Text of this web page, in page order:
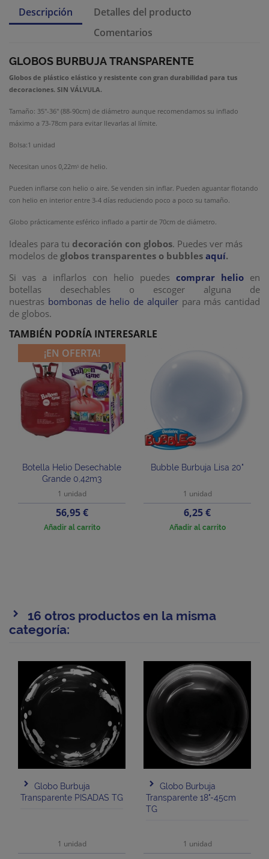
Descripción
Detalles del producto
Comentarios
GLOBOS BURBUJATRANSPARENTE
Globos de plástico elástico y resistente con gran durabilidad para tus
decoraciones. SIN VÁLVULA.
Tamaño: 35"-36" (88-90cm) de diámetro aunque recomendamos su inflado
máximo a 73-78cm para evitar llevarlas al límite.
Bolsa:1 unidad
Necesitan unos 0,22mᶾ de helio.
Pueden inflarse con helio o aire. Se venden sin inflar. Pueden aguantar flotando
con helio en interior entre 3-4 días reduciendo poco a poco su tamaño.
Globo prácticamente esférico inflado a partir de 70cm de diámetro.
Ideales para tu decoración con globos. Puedes ver más
modelos de globos transparentes o bubbles aquí.
Si vas a inflarlos con helio puedes comprar helio en
botellas desechables o escoger alguna de
nuestras bombonas de helio de alquilerpara más cantidad
de globos.
TAMBIÉN PODRÍA INTERESARLE
Botella Helio Desechable
Grande 0,42m3
1 unidad
Precio
56,95 €
Añadir al carrito
¡EN OFERTA!
Bubble Burbuja Lisa 20"
1 unidad
Precio
6,25 €
Añadir al carrito
16 otros productos en la misma
categoría:
Globo Burbuja
Transparente PISADAS TG
1 unidad
Globo Burbuja
Transparente 18"-45cm
TG
1 unidad